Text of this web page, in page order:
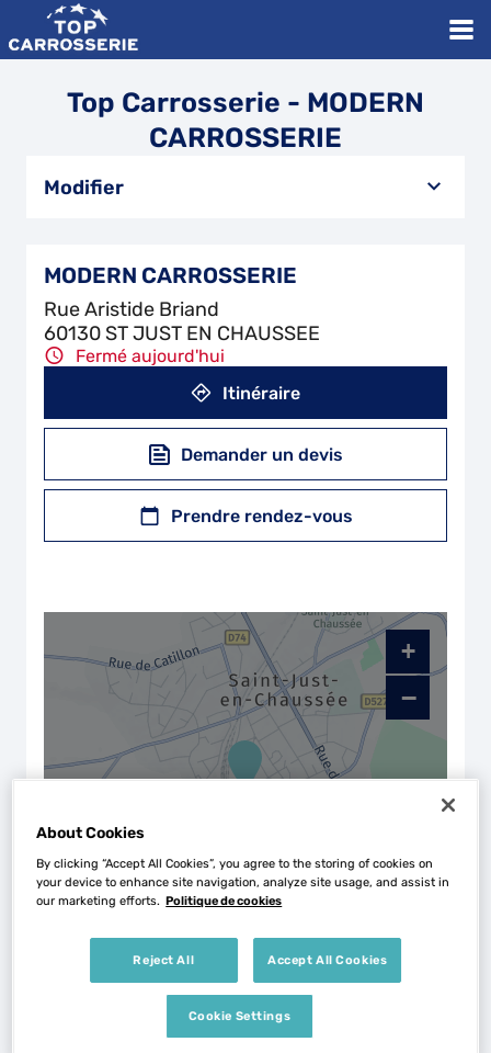
Top Carrosserie - MODERN
CARROSSERIE
Modifier
MODERN CARROSSERIE
Rue Aristide Briand
60130 ST JUST EN CHAUSSEE
Fermé aujourd'hui
Itinéraire
Demander un devis
Prendre rendez-vous
Horaires d'ouverture
+
−
Leaflet| Map ©2026
About Cookies
By clicking “Accept All Cookies”, you agree to the storing of cookies on
your device to enhance site navigation, analyze site usage, and assist in
our marketing efforts. Politique de cookies
Reject All Accept All Cookies
Cookie Settings